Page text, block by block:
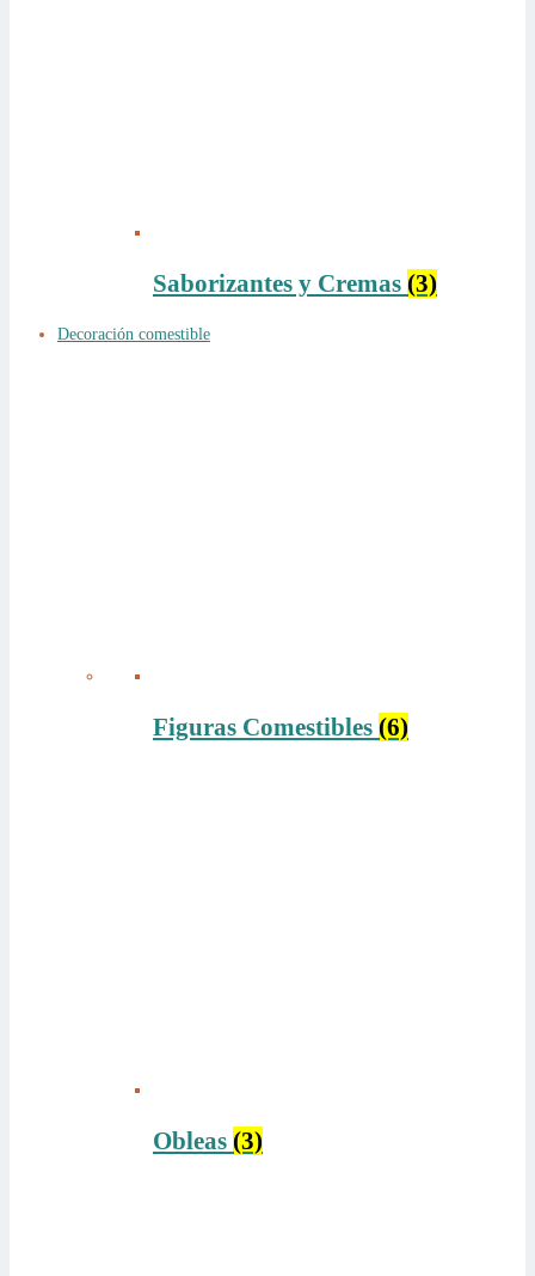
Saborizantes y Cremas (3)
Decoración comestible
Figuras Comestibles (6)
Obleas (3)